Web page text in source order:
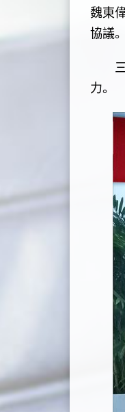
魏東
協議。
三
力。